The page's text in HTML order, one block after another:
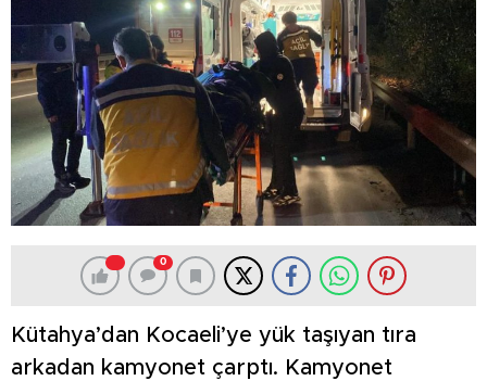
0
Kütahya’dan Kocaeli’ye yük taşıyan tıra
arkadan kamyonet çarptı. Kamyonet